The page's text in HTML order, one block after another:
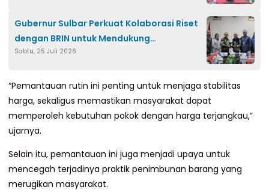
Gubernur Sulbar Perkuat Kolaborasi Riset
dengan BRIN untuk Mendukung
Pembangunan Daerah
Sabtu, 25 Juli 2026
“Pemantauan rutin ini penting untuk menjaga stabilitas
harga, sekaligus memastikan masyarakat dapat
memperoleh kebutuhan pokok dengan harga terjangkau,”
ujarnya.
Selain itu, pemantauan ini juga menjadi upaya untuk
mencegah terjadinya praktik penimbunan barang yang
merugikan masyarakat.